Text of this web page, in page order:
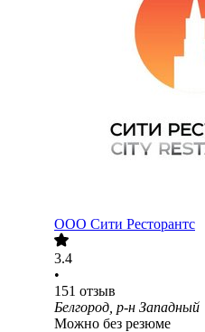
ООО Сити Ресторантс
3.4
•
151 отзыв
Белгород, р-н Западный
Можно без резюме